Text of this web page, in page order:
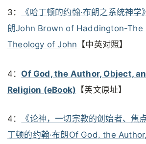
3：
《哈丁顿的约翰·布朗之系统神学
朗John Brown of Haddington-The
Theology of John 【中英对照】
4： Of God, the Author, Object,
Religion (eBook) 【英文原址】
4：
《论神，一切宗教的创始者、焦
丁顿的约翰·布朗Of God, the